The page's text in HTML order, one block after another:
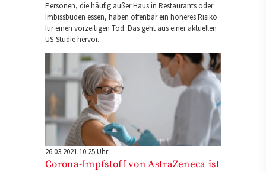
Personen, die häufig außer Haus in Restaurants oder
Imbissbuden essen, haben offenbar ein höheres Risiko
für einen vorzeitigen Tod. Das geht aus einer aktuellen
US-Studie hervor.
26.03.2021 10:25 Uhr
Corona-Impfstoff von AstraZeneca ist